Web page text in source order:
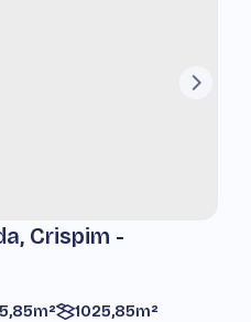
Crispim -
1025,85m²